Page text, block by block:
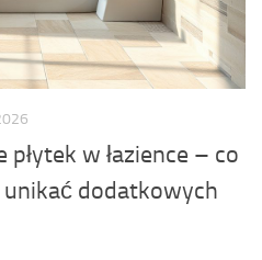
płytek w łazience – co
unikać dodatkowych